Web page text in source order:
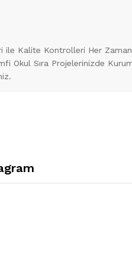
Kalite Kontrolleri Her Zaman
Sıra Projelerinizde